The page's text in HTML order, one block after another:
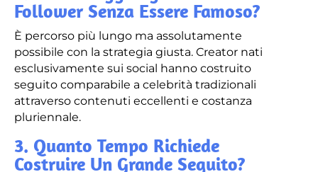
Follower Senza Essere Famoso?
È percorso più lungo ma assolutamente
possibile con la strategia giusta. Creator nati
esclusivamente sui social hanno costruito
seguito comparabile a celebrità tradizionali
attraverso contenuti eccellenti e costanza
pluriennale.
3. Quanto Tempo Richiede
Costruire Un Grande Seguito?